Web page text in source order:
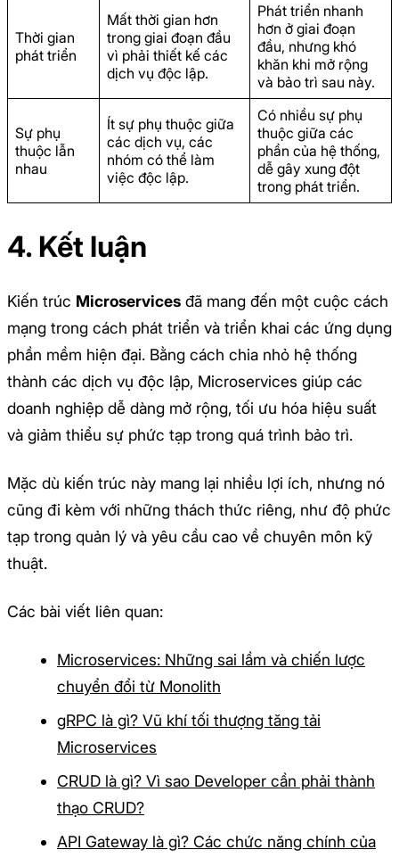
Thời gian
phát triển
Mất thời gian hơn
trong giai đoạn đầu
vì phải thiết kế các
dịch vụ độc lập.
Phát triển nhanh
hơn ở giai đoạn
đầu, nhưng khó
khăn khi mở rộng
và bảo trì sau này.
Sự phụ
thuộc lẫn
nhau
Ít sự phụ thuộc giữa
các dịch vụ, các
nhóm có thể làm
việc độc lập.
Có nhiều sự phụ
thuộc giữa các
phần của hệ thống,
dễ gây xung đột
trong phát triển.
4. Kết luận
Kiến trúc Microservices đã mang đến một cuộc cách
mạng trong cách phát triển và triển khai các ứng dụng
phần mềm hiện đại. Bằng cách chia nhỏ hệ thống
thành các dịch vụ độc lập, Microservices giúp các
doanh nghiệp dễ dàng mở rộng, tối ưu hóa hiệu suất
và giảm thiểu sự phức tạp trong quá trình bảo trì.
Mặc dù kiến trúc này mang lại nhiều lợi ích, nhưng nó
cũng đi kèm với những thách thức riêng, như độ phức
tạp trong quản lý và yêu cầu cao về chuyên môn kỹ
thuật.
Các bài viết liên quan:
Microservices: Những sai lầm và chiến lược
chuyển đổi từ Monolith
gRPC là gì? Vũ khí tối thượng tăng tải
Microservices
CRUD là gì? Vì sao Developer cần phải thành
thạo CRUD?
API Gateway là gì? Các chức năng chính của